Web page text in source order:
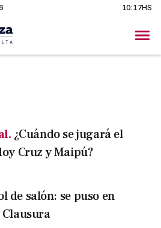
10:17HS
¿Cuándo se jugará el
Cruz y Maipú?
de salón: se puso en